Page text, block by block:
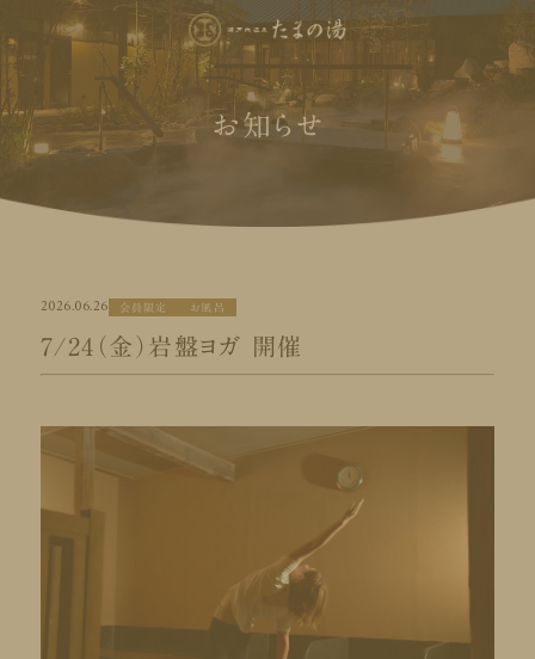
お知らせ
2026.06.26 会員限定 お風呂
7/24（金）岩盤ヨガ 開催